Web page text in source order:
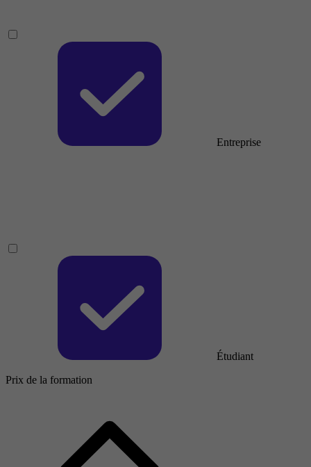
Entreprise
Étudiant
Prix de la formation